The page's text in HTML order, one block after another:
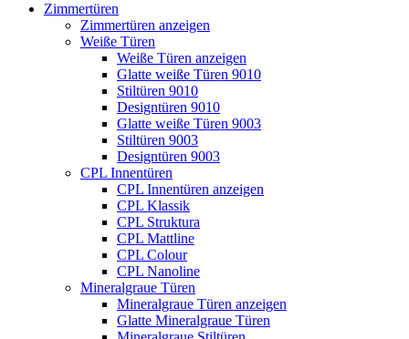
Zimmertüren
Zimmertüren anzeigen
Weiße Türen
Weiße Türen anzeigen
Glatte weiße Türen 9010
Stiltüren 9010
Designtüren 9010
Glatte weiße Türen 9003
Stiltüren 9003
Designtüren 9003
CPL Innentüren
CPL Innentüren anzeigen
CPL Klassik
CPL Struktura
CPL Mattline
CPL Colour
CPL Nanoline
Mineralgraue Türen
Mineralgraue Türen anzeigen
Glatte Mineralgraue Türen